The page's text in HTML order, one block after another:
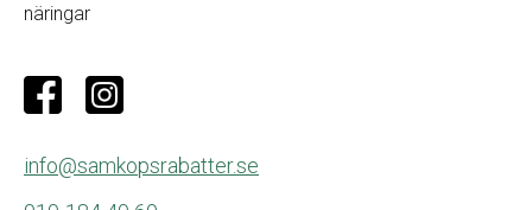
näringar
info@samkopsrabatter.se